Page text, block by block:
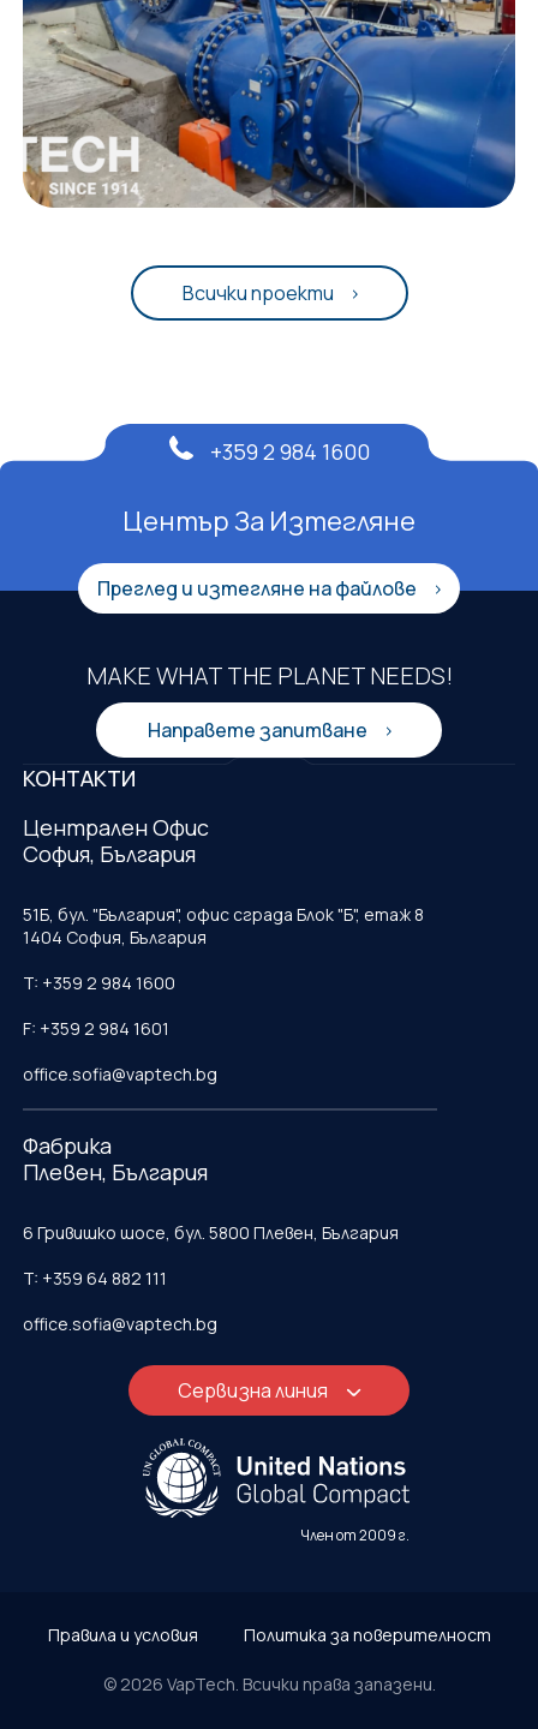
Всички проекти
Център За Изтегляне
Преглед и изтегляне на файлове
+359 2 984 1600
MAKE WHAT THE PLANET NEEDS!
Направете запитване
КОНТАКТИ
Централен Офис
София, България
51Б, бул. "България", офис сграда Блок "Б", етаж 8
1404 София, България
T: +359 2 984 1600
F: +359 2 984 1601
office.sofia@vaptech.bg
Фабрика
Плевен, България
6 Гривишко шосе, бул. 5800 Плевен, България
T: +359 64 882 111
office.sofia@vaptech.bg
Сервизна линия
Член от 2009 г.
© 2026 VapTech. Всички права запазени.
Правила и условия Политика за поверителност